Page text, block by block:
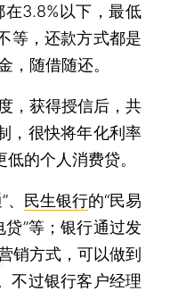
3.8%以下，最低
等，还款方式都是
，随借随还。
，获得授信后，共
，很快将年化利率
的个人消费贷。
民生银行的“民易
贷”等；银行通过发
销方式，可以做到
不过银行客户经理